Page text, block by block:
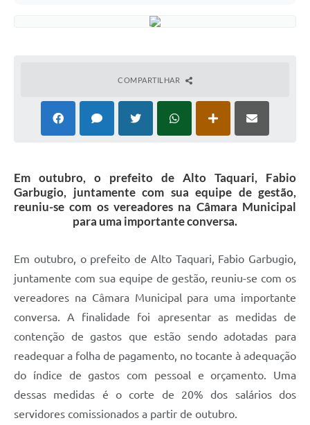
COMPARTILHAR
Em outubro, o prefeito de Alto Taquari, Fabio
Garbugio, juntamente com sua equipe de gestão,
reuniu-se com os vereadores na Câmara Municipal
para uma importante conversa.
Em outubro, o prefeito de Alto Taquari, Fabio Garbugio,
juntamente com sua equipe de gestão, reuniu-se com os
vereadores na Câmara Municipal para uma importante
conversa. A finalidade foi apresentar as medidas de
contenção de gastos que estão sendo adotadas para
readequar a folha de pagamento, no tocante à adequação
do índice de gastos com pessoal e orçamento. Uma
dessas medidas é o corte de 20% dos salários dos
servidores comissionados a partir de outubro.